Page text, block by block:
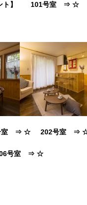
メント】 101号室 ⇒ ☆
室 ⇒ ☆ 202号室 ⇒
号室 ⇒ ☆